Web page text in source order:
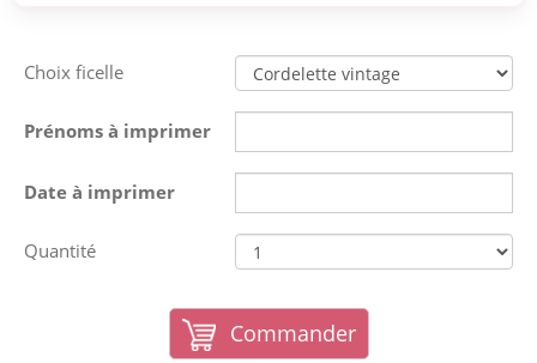
Choix ficelle
Prénoms à imprimer
Date à imprimer
Quantité
Commander